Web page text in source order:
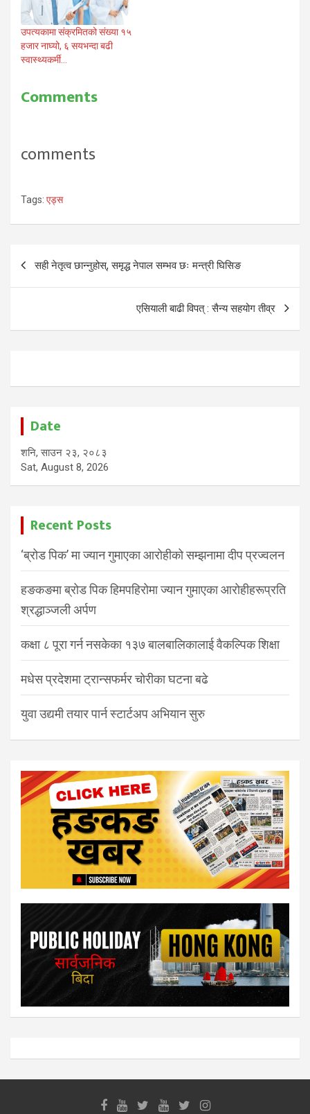
उपत्यकामा संक्रमितको संख्या १५
हजार नाघ्यो, ६ सयभन्दा बढी
स्वास्थ्यकर्मी…
Comments
comments
Tags: एड्स
Post
navigation
सही नेतृत्व छान्नुहोस्, समृद्ध नेपाल सम्भव छः मन्त्री घिसिङ
एसियाली बाढी विपत् : सैन्य सहयोग तीव्र
Date
शनि, साउन २३, २०८३
Sat, August 8, 2026
Recent Posts
‘ब्रोड पिक’ मा ज्यान गुमाएका आरोहीको सम्झनामा दीप प्रज्वलन
हङकङमा ब्रोड पिक हिमपहिरोमा ज्यान गुमाएका आरोहीहरूप्रति
श्रद्धाञ्जली अर्पण
कक्षा ८ पूरा गर्न नसकेका १३७ बालबालिकालाई वैकल्पिक शिक्षा
मधेस प्रदेशमा ट्रान्सफर्मर चोरीका घटना बढे
युवा उद्यमी तयार पार्न स्टार्टअप अभियान सुरु